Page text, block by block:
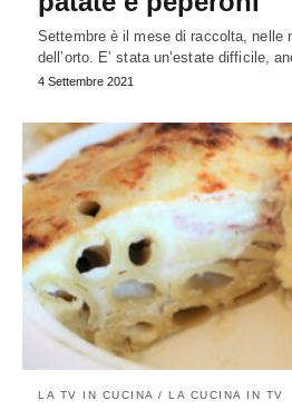
Settembre è il mese di raccolta, nelle
dell’orto. E’ stata un’estate difficile,
4 Settembre 2021
LA TV IN CUCINA / LA CUCINA IN TV